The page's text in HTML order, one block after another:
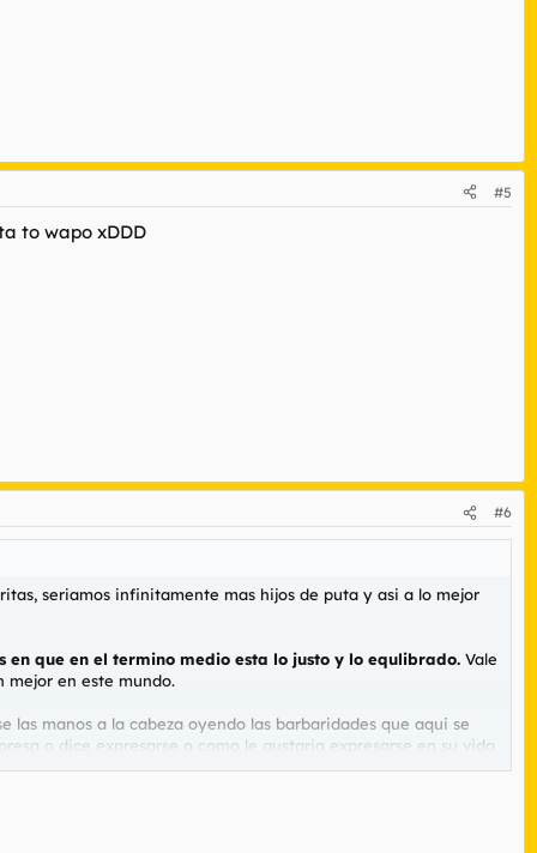
#5
to wapo xDDD
#6
seriamos infinitamente mas hijos de puta y asi a lo mejor
en que en el termino medio esta lo justo y lo equlibrado. Vale
mejor en este mundo.
las manos a la cabeza oyendo las barbaridades que aqui se
o dice expresarse o como le gustaria expresarse en su vida